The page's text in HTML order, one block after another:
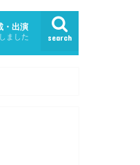
search
・出演
ました